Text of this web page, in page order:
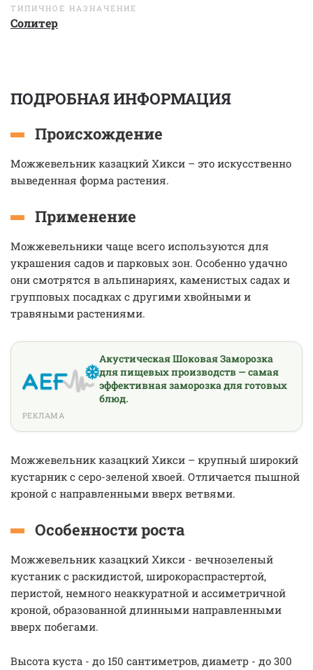
ТИПИЧНОЕ НАЗНАЧЕНИЕ
Солитер
ПОДРОБНАЯ ИНФОРМАЦИЯ
Происхождение
Можжевельник казацкий Хикси – это искусственно
выведенная форма растения.
Применение
Можжевельники чаще всего используются для
украшения садов и парковых зон. Особенно удачно
они смотрятся в альпинариях, каменистых садах и
групповых посадках с другими хвойными и
травяными растениями.
Акустическая Шоковая Заморозка
для пищевых производств — самая
эффективная заморозка для готовых
блюд.
РЕКЛАМА
Можжевельник казацкий Хикси – крупный широкий
кустарник с серо-зеленой хвоей. Отличается пышной
кроной с направленными вверх ветвями.
Особенности роста
Можжевельник казацкий Хикси - вечнозеленый
кустаник с раскидистой, широкораспрастертой,
перистой, немного неаккуратной и ассиметричной
кроной, образованной длинными направленными
вверх побегами.
Высота куста - до 150 сантиметров, диаметр - до 300